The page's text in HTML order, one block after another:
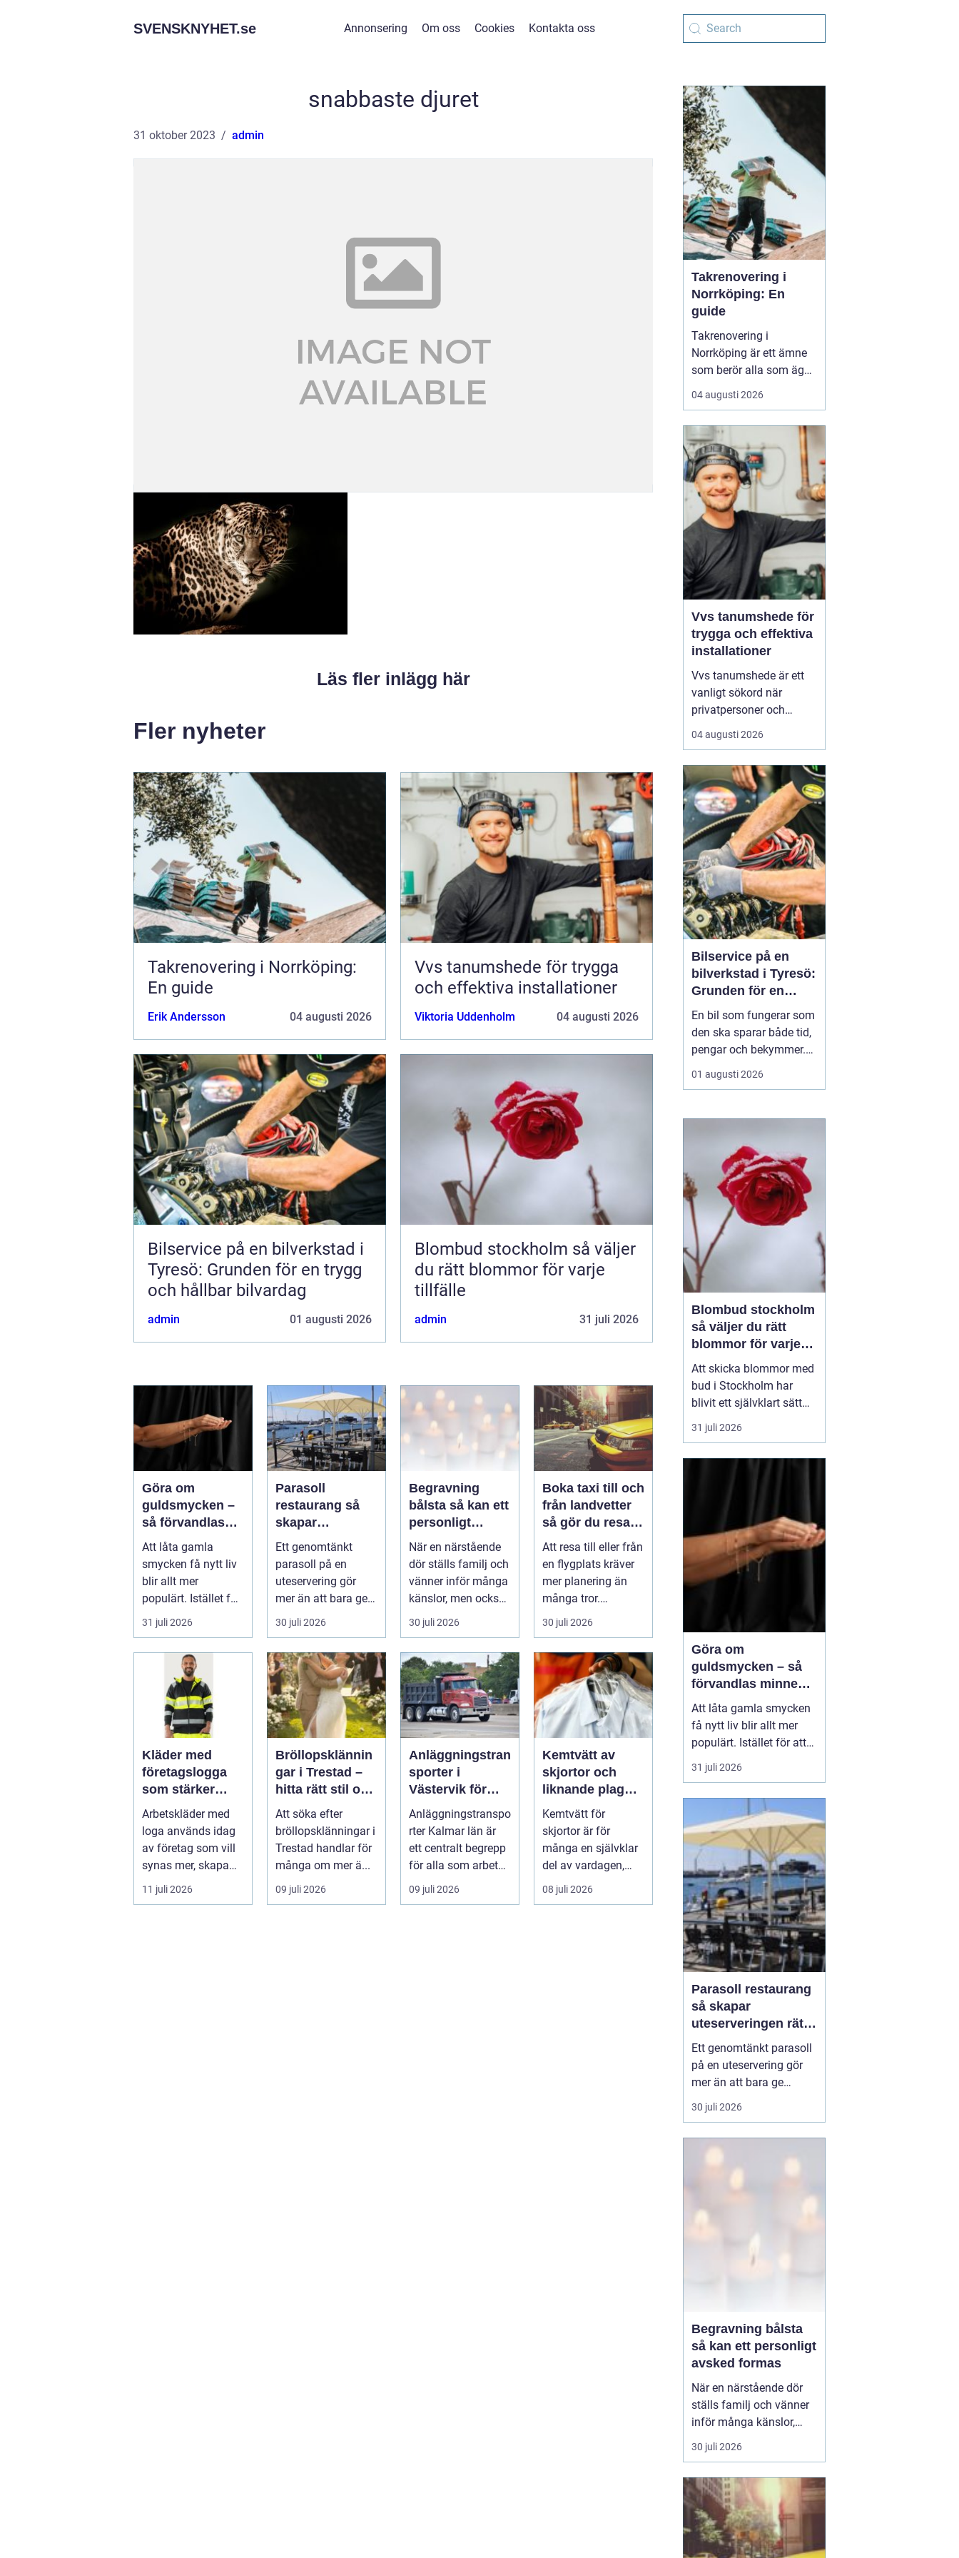
SVENSKNYHET.se Annonsering Om oss Cookies Kontakta oss
snabbaste djuret
31 oktober 2023 admin
Läs fler inlägg här
Fler nyheter
Takrenovering i Norrköping:
En guide
Erik Andersson 04 augusti 2026
Vvs tanumshede för trygga
och effektiva installationer
Viktoria Uddenholm 04 augusti 2026
Bilservice på en bilverkstad i
Tyresö: Grunden för en trygg
och hållbar bilvardag
admin 01 augusti 2026
Blombud stockholm så väljer
du rätt blommor för varje
tillfälle
admin 31 juli 2026
Göra om
guldsmycken –
så förvandlas
minnen till nya
favoriter
Att låta gamla
smycken få nytt liv
blir allt mer
populärt. Istället för
a...
31 juli 2026
Parasoll
restaurang så
skapar
uteserveringen
rätt känsla året
runt
Ett genomtänkt
parasoll på en
uteservering gör
mer än att bara ge
skugga. Det
påverkar hur länge
gäs...
30 juli 2026
Begravning
bålsta så kan ett
personligt
avsked formas
När en närstående
dör ställs familj och
vänner inför många
känslor, men också
praktiska beslut. En
b...
30 juli 2026
Boka taxi till och
från landvetter
så gör du resan
trygg och
smidig
Att resa till eller från
en flygplats kräver
mer planering än
många tror.
Flygtider, packning,
säker...
30 juli 2026
Kläder med
företagslogga
som stärker
varumärket
varje dag
Arbetskläder med
loga används idag
av företag som vill
synas mer, skapa
stolthet inte...
11 juli 2026
Bröllopsklännin
gar i Trestad –
hitta rätt stil och
passform inför
den stora dagen
Att söka efter
bröllopsklänningar i
Trestad handlar för
många om mer ä...
09 juli 2026
Anläggningstran
sporter i
Västervik för
effektiva
byggprojekt
Anläggningstranspo
rter Kalmar län är
ett centralt begrepp
för alla som arbetar
m...
09 juli 2026
Kemtvätt av
skjortor och
liknande plagg:
Så fungerar
professionell
klädvård i
praktiken
Kemtvätt för
skjortor är för
många en självklar
del av vardagen,
men ...
08 juli 2026
Takrenovering i
Norrköping: En
guide
Takrenovering i
Norrköping är ett ämne
som berör alla som äger
hus, radhus eller
flerfamiljshus i området.
viktigaste skydd mot
regn, snö och fukt, och
en i tid genomförd
renovering kan sp...
04 augusti 2026
Vvs tanumshede för
trygga och effektiva
installationer
Vvs tanumshede är ett
vanligt sökord när
privatpersoner och
företag behöver hjälp
med värme, vatten och
Många undrar vad som
skiljer en seriös vvs
partner från en tillfällig
lösning, hur en
installation bör gå till
och vilka...
04 augusti 2026
Bilservice på en
bilverkstad i Tyresö:
Grunden för en
trygg och hållbar
bilvardag
En bil som fungerar som
den ska sparar både tid,
pengar och bekymmer.
För många förare blir
servicefrågan ändå
tills en varningslampa
känns fel. Ge...
01 augusti 2026
Blombud stockholm
så väljer du rätt
blommor för varje
tillfälle
Att skicka blommor med
bud i Stockholm har
blivit ett självklart sätt
att visa omtanke, fira
stora händelser eller
svårt att formulera i ord.
sekunder, oavsett om
mottagaren befinner sig
på konto...
31 juli 2026
Göra om
guldsmycken – så
förvandlas minnen
till nya favoriter
Att låta gamla smycken
få nytt liv blir allt mer
populärt. Istället för att
låta arvegods ligga i en
låda kan de formas om
passar stilen i dag och
bär med sig historien.
N&au...
31 juli 2026
Parasoll restaurang
så skapar
uteserveringen rätt
känsla året runt
Ett genomtänkt parasoll
på en uteservering gör
mer än att bara ge
skugga. Det påverkar hur
länge gästerna stannar,
och om de väljer att
komma tillbaka. När
kraven på komfort,
30 juli 2026
Begravning bålsta
så kan ett personligt
avsked formas
När en närstående dör
ställs familj och vänner
inför många känslor,
men också praktiska
beslut.
ceremoni i någon av
Håbo församlings kyrkor
eller ka...
30 juli 2026